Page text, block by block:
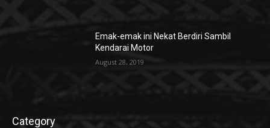
Emak-emak ini Nekat Berdiri Sambil
Kendarai Motor
August 28, 2019
Category